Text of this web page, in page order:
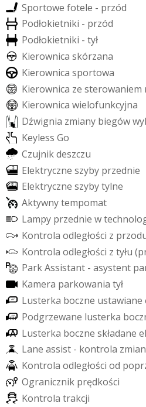
Sportowe fotele - przód
Podłokietniki - przód
Podłokietniki - tył
Kierownica skórzana
Kierownica sportowa
Kierownica ze sterowaniem
Kierownica wielofunkcyjna
Dźwignia zmiany biegówwy
Keyless Go
Czujnikdeszczu
Elektryczne szyby przednie
Elektryczne szybytylne
Aktywnytempomat
Lampy przednie wtechnolo
Kontrola odległości z przod
Kontrola odległości z tyłu (p
ParkAssistant - asystent pa
Kamera parkowania tył
Lusterka boczne ustawiane
Podgrzewane lusterka bocz
Lusterka boczne składane el
Lane assist - kontrola zmian
Kontrola odległości od popr
Ogranicznik prędkości
Kontrola trakcji